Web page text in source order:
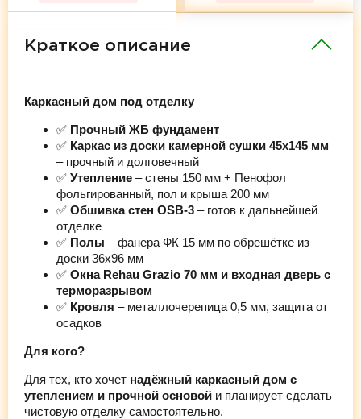
Краткое описание
Каркасный дом под отделку
✅ Прочный ЖБ фундамент
✅ Каркас из доски камерной сушки 45х145 мм
– прочный и долговечный
✅ Утепление – стены 150 мм + Пенофол
фольгированный, пол и крыша 200 мм
✅ Обшивка стен OSB-3 – готов к дальнейшей
отделке
✅ Полы – фанера ФК 15 мм по обрешётке из
доски 36х96 мм
✅ Окна Rehau Grazio 70 мм и входная дверь с
терморазрывом
✅ Кровля – металлочерепица 0,5 мм, защита от
осадков
Для кого?
Для тех, кто хочет надёжный каркасный дом с
утеплением и прочной основой и планирует сделать
чистовую отделку самостоятельно.